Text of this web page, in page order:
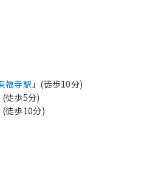
福寺駅 」(徒歩10分)
(徒歩5分)
(徒歩10分)